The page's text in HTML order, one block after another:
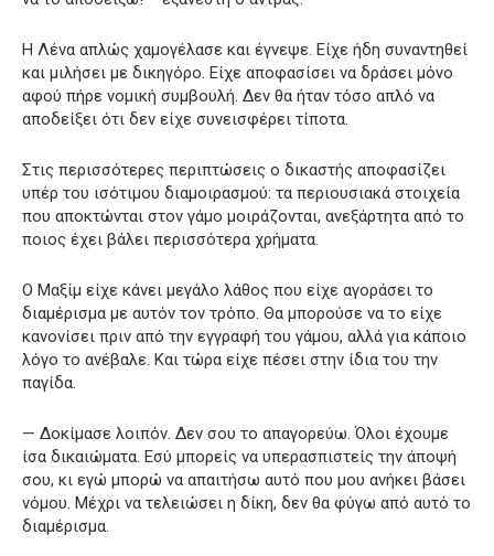
Η Λένα απλώς χαμογέλασε και έγνεψε. Είχε ήδη συναντηθεί
και μιλήσει με δικηγόρο. Είχε αποφασίσει να δράσει μόνο
αφού πήρε νομική συμβουλή. Δεν θα ήταν τόσο απλό να
αποδείξει ότι δεν είχε συνεισφέρει τίποτα.
Στις περισσότερες περιπτώσεις ο δικαστής αποφασίζει
υπέρ του ισότιμου διαμοιρασμού: τα περιουσιακά στοιχεία
που αποκτώνται στον γάμο μοιράζονται, ανεξάρτητα από το
ποιος έχει βάλει περισσότερα χρήματα.
Ο Μαξίμ είχε κάνει μεγάλο λάθος που είχε αγοράσει το
διαμέρισμα με αυτόν τον τρόπο. Θα μπορούσε να το είχε
κανονίσει πριν από την εγγραφή του γάμου, αλλά για κάποιο
λόγο το ανέβαλε. Και τώρα είχε πέσει στην ίδια του την
παγίδα.
— Δοκίμασε λοιπόν. Δεν σου το απαγορεύω. Όλοι έχουμε
ίσα δικαιώματα. Εσύ μπορείς να υπερασπιστείς την άποψή
σου, κι εγώ μπορώ να απαιτήσω αυτό που μου ανήκει βάσει
νόμου. Μέχρι να τελειώσει η δίκη, δεν θα φύγω από αυτό το
διαμέρισμα.